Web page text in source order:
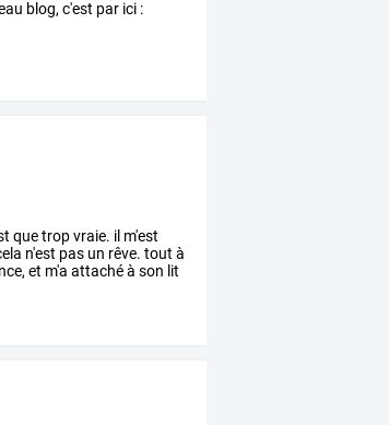
blog, c'est par ici :
quetropvraie. il m'est
n'est pas un rêve. tout à
et m'a attachéà son lit